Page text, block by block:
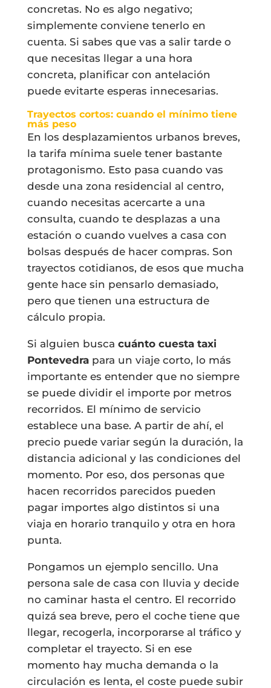
concretas. No es algo negativo;
simplemente conviene tenerlo en
cuenta. Si sabes que vas a salir tarde o
que necesitas llegar a una hora
concreta, planificar con antelación
puede evitarte esperas innecesarias.
Trayectos cortos: cuando el mínimo tiene
más peso
En los desplazamientos urbanos breves,
la tarifa mínima suele tener bastante
protagonismo. Esto pasa cuando vas
desde una zona residencial al centro,
cuando necesitas acercarte a una
consulta, cuando te desplazas a una
estación o cuando vuelves a casa con
bolsas después de hacer compras. Son
trayectos cotidianos, de esos que mucha
gente hace sin pensarlo demasiado,
pero que tienen una estructura de
cálculo propia.
Si alguien busca cuánto cuesta taxi
Pontevedrapara un viaje corto, lo más
importante es entender que no siempre
se puede dividir el importe por metros
recorridos. El mínimo de servicio
establece una base. A partir de ahí, el
precio puede variar según la duración, la
distancia adicional y las condiciones del
momento. Por eso, dos personas que
hacen recorridos parecidos pueden
pagar importes algo distintos si una
viaja en horario tranquilo y otra en hora
punta.
Pongamos un ejemplo sencillo. Una
persona sale de casa con lluvia y decide
no caminar hasta el centro. El recorrido
quizá sea breve, pero el coche tiene que
llegar, recogerla, incorporarse al tráfico y
completar el trayecto. Si en ese
momento hay mucha demanda o la
circulación es lenta, el coste puede subir